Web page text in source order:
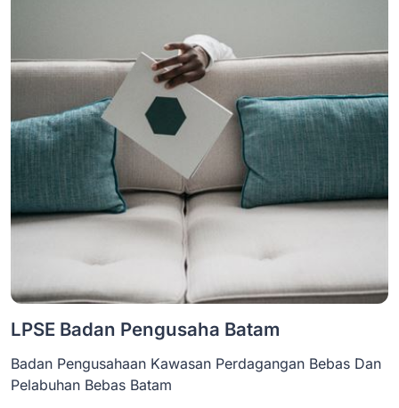
LPSE Badan Pengusaha Batam
Badan Pengusahaan Kawasan Perdagangan Bebas Dan
Pelabuhan Bebas Batam